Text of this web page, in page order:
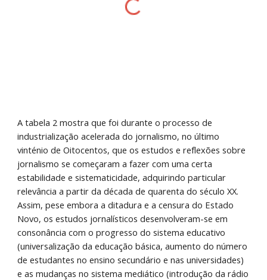
A tabela 2 mostra que foi durante o processo de
industrialização acelerada do jornalismo, no último
vinténio de Oitocentos, que os estudos e reflexões sobre
jornalismo se começaram a fazer com uma certa
estabilidade e sistematicidade, adquirindo particular
relevância a partir da década de quarenta do século XX.
Assim, pese embora a ditadura e a censura do Estado
Novo, os estudos jornalísticos desenvolveram-se em
consonância com o progresso do sistema educativo
(universalização da educação básica, aumento do número
de estudantes no ensino secundário e nas universidades)
e as mudanças no sistema mediático (introdução da rádio